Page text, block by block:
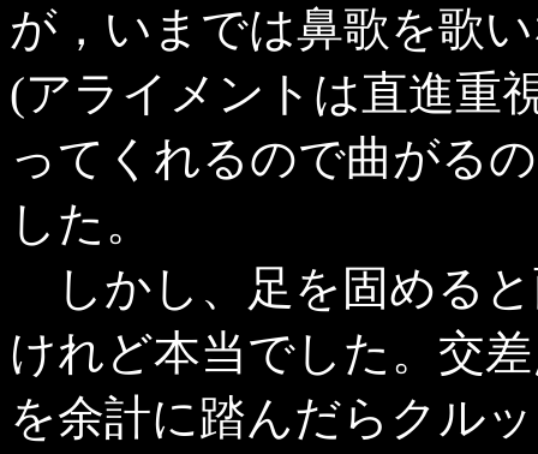
が，いまでは鼻歌を歌
(アライメントは直進重
ってくれるので曲がる
した。
しかし、足を固める
けれど本当でした。交
を余計に踏んだらクル